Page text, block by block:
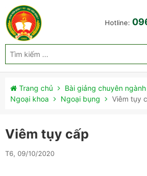
Hotline:
Trang chủ Bài giảng chuyên ngành
Ngoại khoa
Ngoại bụng Viêm tụy
Viêm tụy cấp
T6, 09/10/2020